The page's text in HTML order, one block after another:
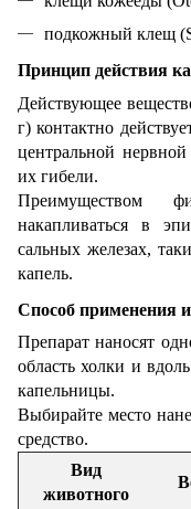
подкожный клещ
Принцип действия
Действующее
г) контактно
центральной
их гибели.
Преимуществом
накапливаться в
сальных железах,
капель.
Способ применения
Препарат наносят
область холки и
капельницы.
Выбирайте место
средство.
Вид
животного